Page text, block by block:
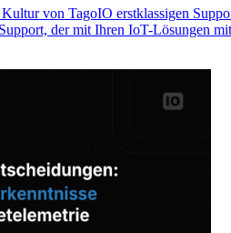
von TagoIO erstklassigen
der mit Ihren IoT-Lösungen